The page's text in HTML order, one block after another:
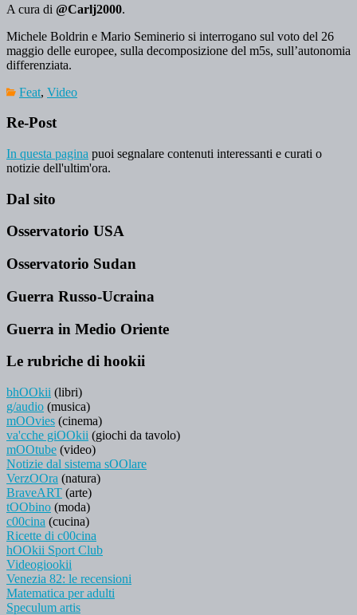
A cura di @Carlj2000.
Michele Boldrin e Mario Seminerio si interrogano sul voto del 26
maggio delle europee, sulla decomposizione del m5s, sull’autonomia
differenziata.
Feat, Video
Re-Post
In questa pagina puoi segnalare contenuti interessanti e curati o
notizie dell'ultim'ora.
Dal sito
Osservatorio USA
Osservatorio Sudan
Guerra Russo-Ucraina
Guerra in Medio Oriente
Le rubriche di hookii
bhOOkii (libri)
g/audio (musica)
mOOvies (cinema)
va'cche giOOkii (giochi da tavolo)
mOOtube (video)
Notizie dal sistema sOOlare
VerzOOra (natura)
BraveART (arte)
tOObino (moda)
c00cina (cucina)
Ricette di c00cina
hOOkii Sport Club
Videogiookii
Venezia 82: le recensioni
Matematica per adulti
Speculum artis